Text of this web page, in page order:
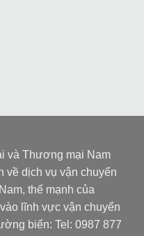
và Thương mại Nam
về dịch vụ vận chuyển
thế mạnh của
lĩnh vực vận chuyển
biển: Tel: 0987 877